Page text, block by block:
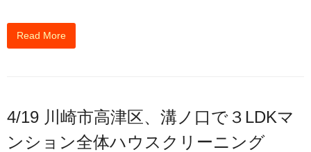
Read More
4/19 川崎市高津区、溝ノ口で３LDKマ
ンション全体ハウスクリーニング